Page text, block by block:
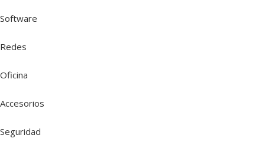
Software
Redes
Oficina
Accesorios
Seguridad